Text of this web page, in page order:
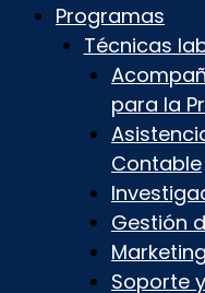
Programas
Técnicas
para la
Contable
Gestión
Soporte